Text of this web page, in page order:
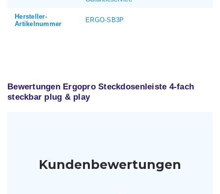
Hersteller-
Artikelnummer
ERGO-SB3P
Bewertungen Ergopro Steckdosenleiste 4-fach
steckbar plug & play
Kundenbewertungen